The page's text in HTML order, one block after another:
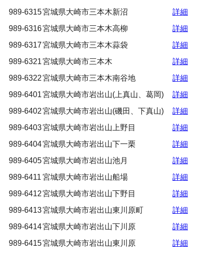
989-6315宮城県大崎市三本木新沼
詳細
989-6316宮城県大崎市三本木高柳
詳細
989-6317宮城県大崎市三本木蒜袋
詳細
989-6321宮城県大崎市三本木
詳細
989-6322宮城県大崎市三本木南谷地
詳細
989-6401宮城県大崎市岩出山(上真山、葛岡)
詳細
989-6402宮城県大崎市岩出山(磯田、下真山)
詳細
989-6403宮城県大崎市岩出山上野目
詳細
989-6404宮城県大崎市岩出山下一栗
詳細
989-6405宮城県大崎市岩出山池月
詳細
989-6411 宮城県大崎市岩出山船場
詳細
989-6412宮城県大崎市岩出山下野目
詳細
989-6413宮城県大崎市岩出山東川原町
詳細
989-6414宮城県大崎市岩出山下川原
詳細
989-6415宮城県大崎市岩出山東川原
詳細